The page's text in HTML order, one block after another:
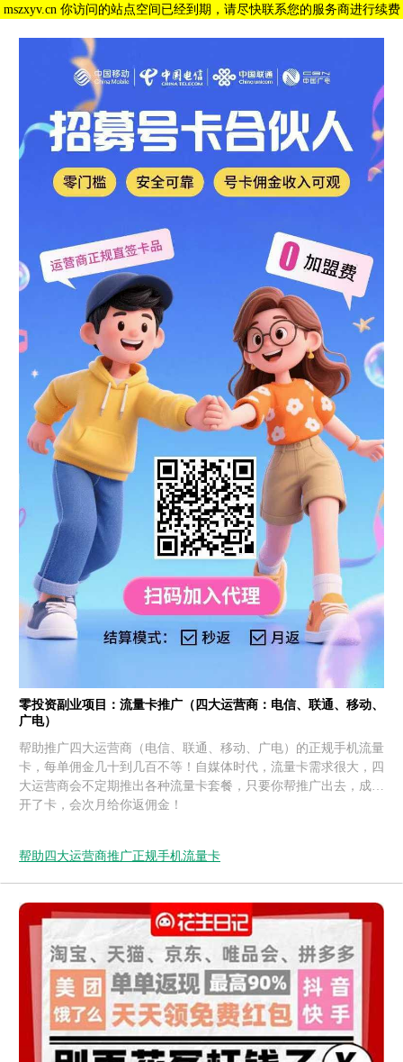
mszxyv.cn 你访问的站点空间已经到期，请尽快联系您的服务商进行续费
零投资副业项目：流量卡推广（四大运营商：电信、联通、移动、
广电）
帮助推广四大运营商（电信、联通、移动、广电）的正规手机流量
卡，每单佣金几十到几百不等！自媒体时代，流量卡需求很大，四
大运营商会不定期推出各种流量卡套餐，只要你帮推广出去，成功
开了卡，会次月给你返佣金！
帮助四大运营商推广正规手机流量卡